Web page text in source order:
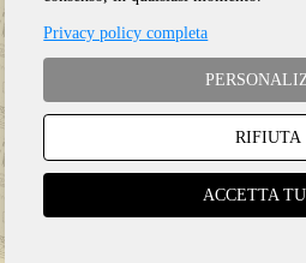
LEGACY
Anno:2025
Supporto:2 CD
€19.50
Privacy policy completa
RIFIUTA
ACCETTA